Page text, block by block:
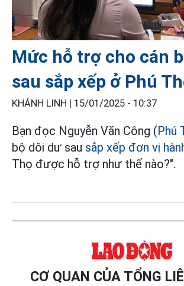
Mức hỗ trợ cho cán
sau sắp xếp ở Phú
KHÁNH LINH | 15/01/2025 - 10:37
Bạn đọc Nguyễn Văn Công (Phú
bộ dôi dư sau sắp xếp đơn vị
Thọ được hỗ trợ như thế nào?".
CƠ QUAN CỦA TỔNG